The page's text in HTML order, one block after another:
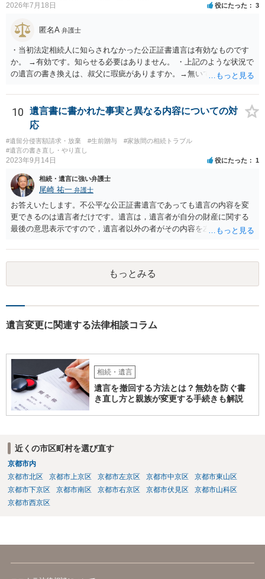
2026年7月18日 役にたった 3
匿名A 弁護士
・当初法定相続人に知らされなかった公正証書遺言は有効なものです
か。 →有効です。知らせる必要はありません。 ・上記のような状況で
の遺言の書き換えは、叔父に瑕疵がありますか。→無いです。 ・分割
ますか。 →本人が自由に決められますので、どこが妥当とは言えない
です。客観的な基準もありません。 ・できれば穏やかに、分割を拒否
することはできますか。 →分割を拒否するということは、遺産はいら
ないということでしょうか。遺言で、受取を指定されててもいらない
と拒否することはできます。理由を説明する必要はありません。
10
遺言書に書かれた事実と異なる内容についての対
応
#遺留分侵害額請求・放棄 #生前贈与
#家族間の相続トラブル
#遺言の書き直し・やり直し
2023年9月14日 役にたった 1
相続・遺言に強い弁護士
尾崎 祐一 弁護士
お答えいたします。不公平な公正証書遺言であっても遺言の内容を変
更できるのは遺言者だけです。遺言は，遺言者が自分の財産に関する
最後の意思表示ですので，遺言者以外の者がその内容を左右させるこ
とはできないのです。
もっとみる
遺言変更に関連する法律相談コラム
相続・遺言
遺言を撤回する方法とは？無効を防ぐ書
き直し方と親族が変更する手続きも解説
近くの市区町村を選び直す
京都市内
京都市北区
京都市上京区 京都市左京区 京都市中京区
京都市東山区
京都市下京区
京都市南区 京都市右京区 京都市伏見区
京都市山科区
京都市西京区